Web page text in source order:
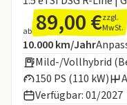
ab 89,00 €zzgl.
MwSt.
Angebotsdetails:
Inklusive Laufleistung
10.000 km/Jahr
Mild-/Vollhybrid
150 PS (110 kW)
Verfügbar: 01/2027